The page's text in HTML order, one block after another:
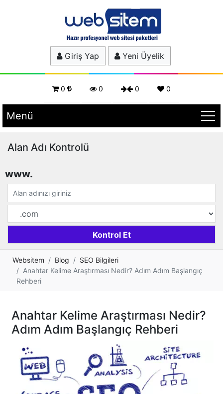
Giriş Yap Yeni Üyelik
0 0 0 0
Menü
Alan Adı Kontrolü
www.
Websitem Blog
SEO Bilgileri
Anahtar Kelime Araştırması Nedir? Adım Adım Başlangıç
Rehberi
Anahtar Kelime Araştırması Nedir?
Adım Adım Başlangıç Rehberi